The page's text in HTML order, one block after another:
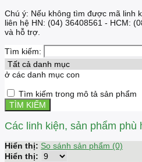
Chú ý: Nếu không tìm được mã linh
liên hệ HN: (04) 36408561 - HCM:
và hỗ trợ.
Tìm kiếm:
ở các danh mục con
Tìm kiếm trong mô tả sản phẩm
Các linh kiện, sản phẩm phù
Hiển thị: So sánh sản phẩm (0)
Hiển thị: